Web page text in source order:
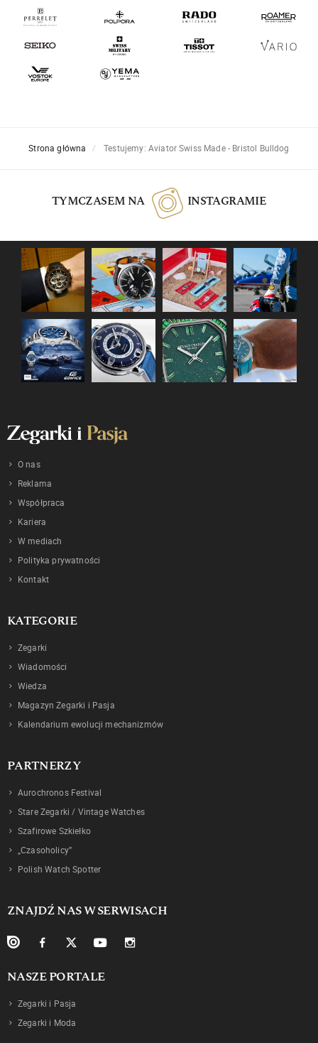
Strona główna Testujemy: Aviator Swiss Made - Bristol Bulldog
TYMCZASEM NA INSTAGRAMIE
O nas
Reklama
Współpraca
Kariera
W mediach
Polityka prywatności
Kontakt
KATEGORIE
Zegarki
Wiadomości
Wiedza
Magazyn Zegarki i Pasja
Kalendarium ewolucji mechanizmów
PARTNERZY
Aurochronos Festival
Stare Zegarki / Vintage Watches
Szafirowe Szkiełko
„Czasoholicy”
Polish Watch Spotter
ZNAJDŹ NAS W SERWISACH
NASZE PORTALE
Zegarki i Pasja
Zegarki i Moda